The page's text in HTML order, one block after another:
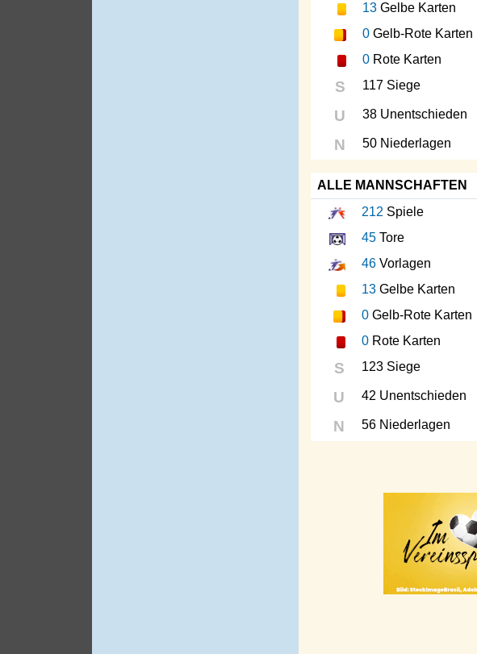
13 Gelbe Karten
0 Gelb-Rote Karten
0 Rote Karten
S 117 Siege
U 38 Unentschieden
N 50 Niederlagen
ALLE MANNSCHAFTEN
212 Spiele
45 Tore
46 Vorlagen
13 Gelbe Karten
0 Gelb-Rote Karten
0 Rote Karten
S 123 Siege
U 42 Unentschieden
N 56 Niederlagen